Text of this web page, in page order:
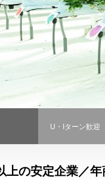
U・Iターン歓迎
上の安定企業／